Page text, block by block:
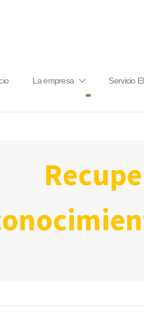
La empresa Servicio
recuperación de socios y